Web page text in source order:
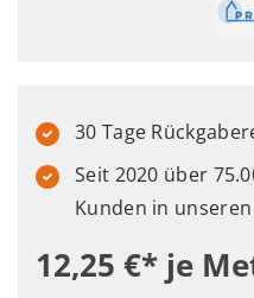
30 Tage
Seit 2020 über
Kunden in
12,25 €* je